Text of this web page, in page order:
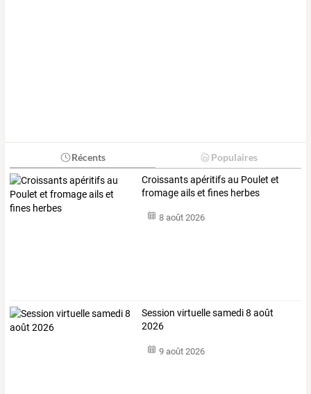
Récents Populaires
Croissants apéritifs au Poulet et
fromage ails et fines herbes
8 août 2026
Session virtuelle samedi 8 août
2026
9 août 2026